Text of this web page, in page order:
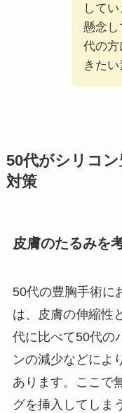
して
懸念し
代の
きたい
50代がシリコ
対策
皮膚のたるみを
50代の豊胸手術に
は、皮膚の伸縮性
代に比べて50代の
ンの減少などによ
あります。ここで
グを挿入してしま